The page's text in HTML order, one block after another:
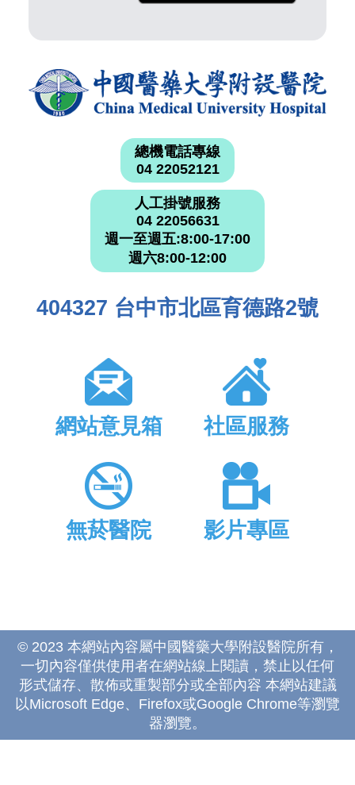
總機電話專線
04 22052121
人工掛號服務
04 22056631
週一至週五:8:00-17:00
週六8:00-12:00
404327 台中市北區育德路2號
網站意見箱 社區服務
無菸醫院 影片專區
© 2023 本網站內容屬中國醫藥大學附設醫院所有，
一切內容僅供使用者在網站線上閱讀，禁止以任何
形式儲存、散佈或重製部分或全部內容 本網站建議
以Microsoft Edge、Firefox或Google Chrome等瀏覽
器瀏覽。